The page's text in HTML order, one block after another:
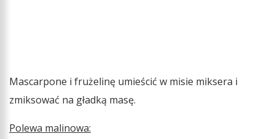
Mascarpone i frużelinę umieścić w misie miksera i
zmiksować na gładką masę.
Polewa malinowa: